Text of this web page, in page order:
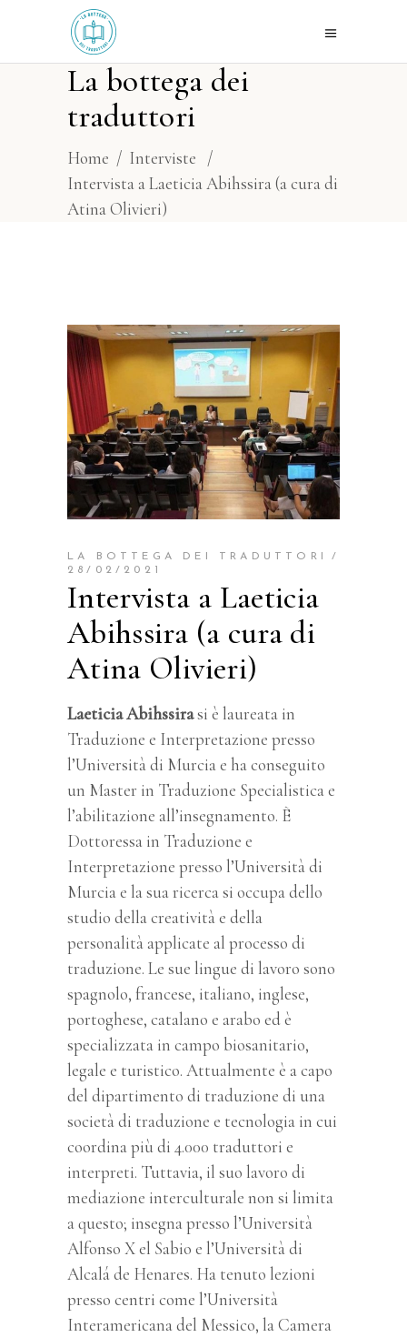
La bottega dei
traduttori
Home / Interviste
/
Intervista a Laeticia Abihssira (a cura di
Atina Olivieri)
LA BOTTEGA DEI TRADUTTORI
28/02/2021
Intervista a Laeticia
Abihssira (a cura di
Atina Olivieri)
Laeticia Abihssirasi è laureata in
Traduzione e Interpretazione presso
l’Università di Murcia e ha conseguito
un Master in Traduzione Specialistica e
l’abilitazione all’insegnamento. È
Dottoressa in Traduzione e
Interpretazione presso l’Università di
Murcia e la sua ricerca si occupa dello
studio della creatività e della
personalità applicate al processo di
traduzione. Le sue lingue di lavoro sono
spagnolo, francese, italiano, inglese,
portoghese, catalano e arabo ed è
specializzata in campo biosanitario,
legale e turistico. Attualmente è a capo
del dipartimento di traduzione di una
società di traduzione e tecnologia in cui
coordina più di 4.000 traduttori e
interpreti. Tuttavia, il suo lavoro di
mediazione interculturale non si limita
a questo; insegna presso l’Università
Alfonso X el Sabio e l’Università di
Alcalá de Henares. Ha tenuto lezioni
presso centri come l’Università
Interamericana del Messico, la Camera